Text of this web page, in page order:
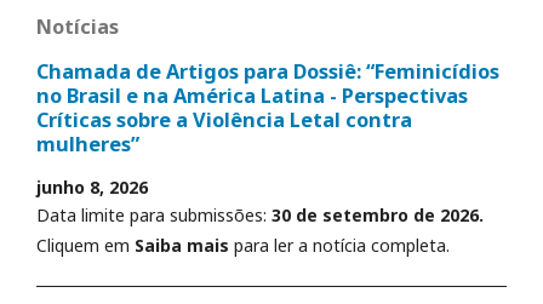
Notícias
Chamada de Artigos para Dossiê: “Feminicídios
no Brasil e na América Latina - Perspectivas
Críticas sobre a Violência Letal contra
mulheres”
junho 8, 2026
Data limite para submissões: 30 de setembro de 2026.
Cliquem em Saiba mais para ler a notícia completa.